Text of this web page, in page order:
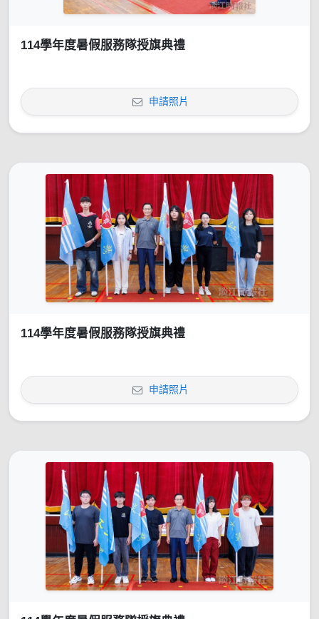
114學年度暑假服務隊授旗典禮
申請照片
114學年度暑假服務隊授旗典禮
申請照片